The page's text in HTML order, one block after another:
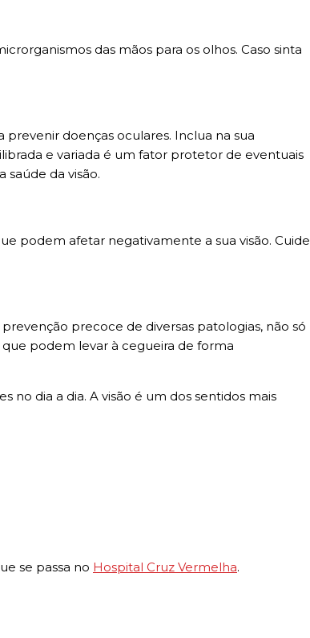
das mãos para os olhos. Caso sinta
doenças oculares. Inclua na sua
e variada é um fator protetor de eventuais
da visão.
podem afetar negativamente a sua visão. Cuide
precoce de diversas patologias, não só
podem levar à cegueira de forma
no dia a dia. A visão é um dos sentidos mais
se passa no Hospital Cruz Vermelha.